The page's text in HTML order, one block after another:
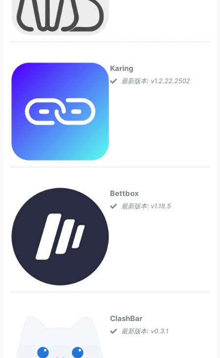
Karing
最新版本: v1.2.22.2502
Bettbox
最新版本: v1.18.5
ClashBar
最新版本: v0.3.1